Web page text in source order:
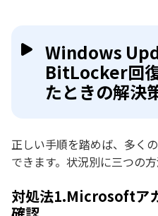
Windows
BitLocker回
たときの解決
正しい手順を踏めば、多く
できます。状況別に三つの方
対処法1.Microsoftア